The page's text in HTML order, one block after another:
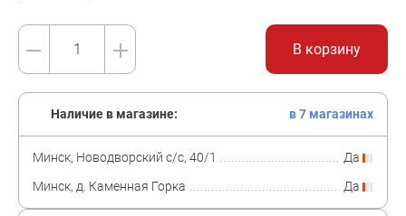
В корзину
Наличие в магазине: в 7 магазинах
Минск, Новодворский с/с, 40/1
Да
Минск, д. Каменная Горка
Да